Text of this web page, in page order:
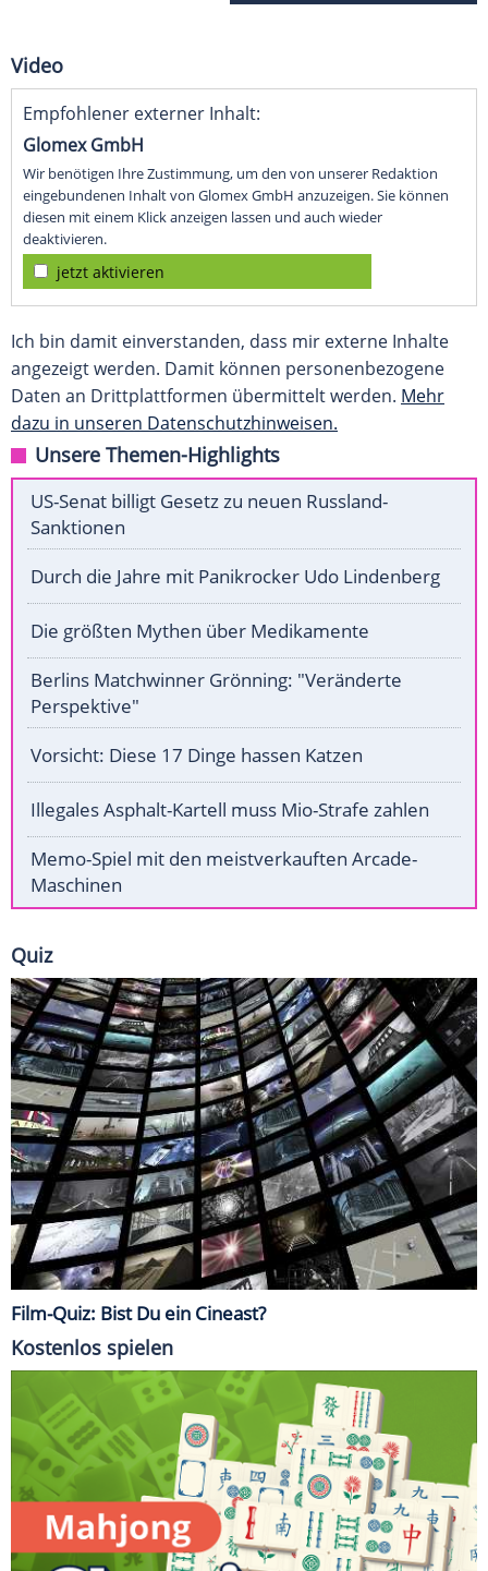
Video
Empfohlener externer Inhalt:
Glomex GmbH
Wir benötigen Ihre Zustimmung, um den von unserer Redaktion
eingebundenen Inhalt von Glomex GmbH anzuzeigen. Sie können
diesen mit einem Klick anzeigen lassen und auch wieder
deaktivieren.
jetzt aktivieren
Ich bin damit einverstanden, dass mir externe Inhalte
angezeigt werden. Damit können personenbezogene
Daten an Drittplattformen übermittelt werden. Mehr
dazu in unseren Datenschutzhinweisen.
Unsere Themen-Highlights
US-Senat billigt Gesetz zu neuen Russland-
Sanktionen
Durch die Jahre mit Panikrocker Udo Lindenberg
Die größten Mythen über Medikamente
Berlins Matchwinner Grönning: "Veränderte
Perspektive"
Vorsicht: Diese 17 Dinge hassen Katzen
Illegales Asphalt-Kartell muss Mio-Strafe zahlen
Memo-Spiel mit den meistverkauften Arcade-
Maschinen
Quiz
Film-Quiz: Bist Du ein Cineast?
Kostenlos spielen